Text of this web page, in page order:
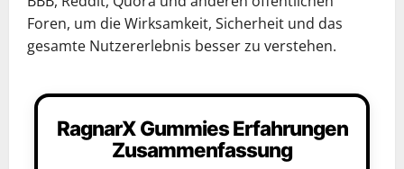
Foren, um die Wirksamkeit, Sicherheit und das
gesamte Nutzererlebnis besser zu verstehen.
RagnarX Gummies Erfahrungen
Zusammenfassung